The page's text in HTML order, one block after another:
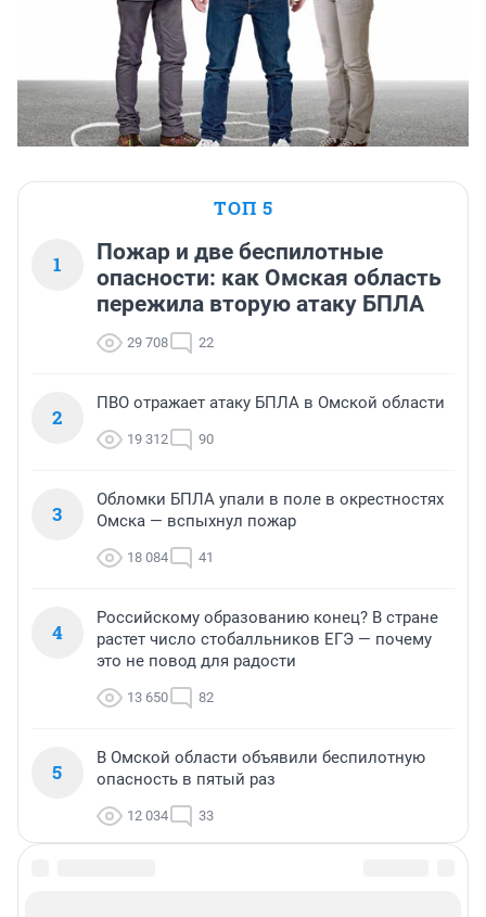
ТОП 5
1
Пожар и две беспилотные
опасности: как Омская область
пережила вторую атаку БПЛА
29 708 22
2
ПВО отражает атаку БПЛА в Омской области
19 312 90
3
Обломки БПЛА упали в поле в окрестностях
Омска — вспыхнул пожар
18 084 41
4
Российскому образованию конец? В стране
растет число стобалльников ЕГЭ — почему
это не повод для радости
13 650 82
5
В Омской области объявили беспилотную
опасность в пятый раз
12 034 33